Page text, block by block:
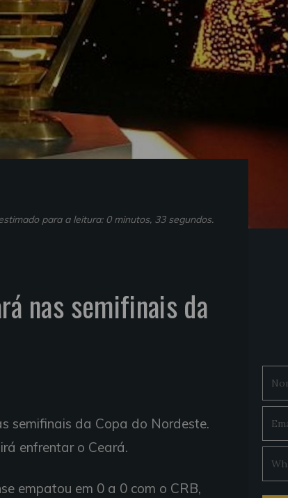
para a leitura: 0 minutos, 33 segundos.
nas semifinais da
semifinais da Copa do Nordeste.
enfrentar o Ceará.
empatou em 0 a 0 com o CRB,